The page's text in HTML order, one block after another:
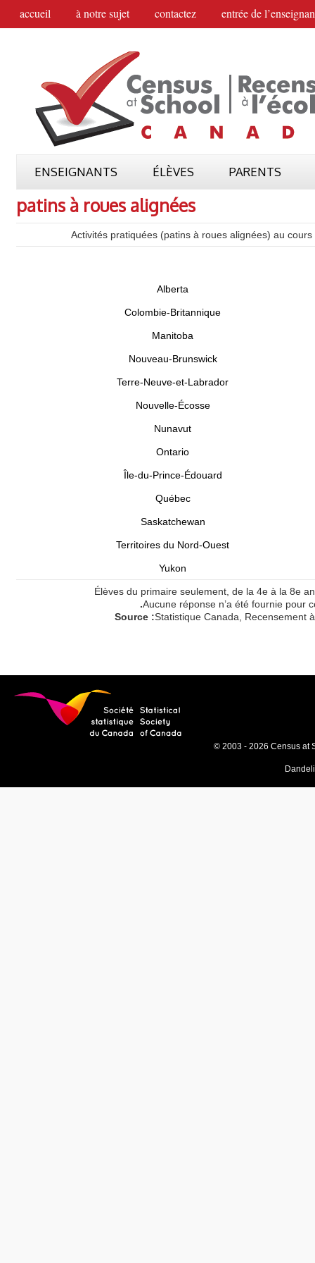
accueil à notre sujet contactez entrée de
ENSEIGNANTS ÉLÈVES PARENTS
patins à roues alignées
Activités pratiquées (patins à roues alignées) au
Alberta
Colombie-Britannique
Manitoba
Nouveau-Brunswick
Terre-Neuve-et-Labrador
Nouvelle-Écosse
Nunavut
Ontario
Île-du-Prince-Édouard
Québec
Saskatchewan
Territoires du Nord-Ouest
Yukon
Élèves du primaire seulement, de la 4e à la 8e
.Aucune réponse n’a été fournie pour
Source :Statistique Canada, Recensement
© 2003 - 2026 Census at